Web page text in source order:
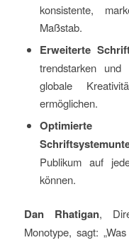
konsistente,
Maßstab.
Erweiterte
trendstarken und
globale
ermöglichen.
Publikum auf
können.
Dan Rhatigan,
Monotype, sagt: